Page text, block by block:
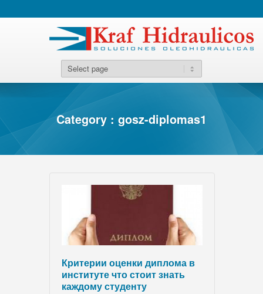
Category : gosz-diplomas1
Критерии оценки диплома в
институте что стоит знать
каждому студенту